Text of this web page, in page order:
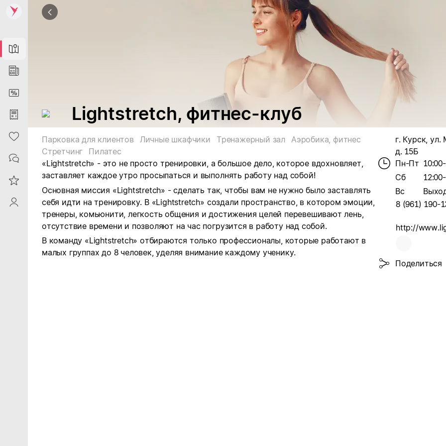
Map
News
DiscountCard
Purchases
Heart
Contacts
Reviews
ProfileSaby
Lightstretch, фитнес-клуб
Парковка для клиентов Личные шкафчики Тренажерный зал
Аэробика, фитнес
Стретчинг
Пилатес
«Lightstretch» - это не просто тренировки, а большое дело, которое вдохновляет,
заставляет каждое утро просыпаться и выполнять работу над собой!
Основная миссия «Lightstretch» - сделать так, чтобы вам не нужно было заставлять
себя идти на тренировку. В «Lightstretch» создали пространство, в котором эмоции,
тренеры, комьюнити, легкость общения и достижения целей перевешивают лень,
отсутствие времени и позволяют на час погрузится в работу над собой.
В команду «Lightstretch» отбираются только профессионалы, которые работают в
малых группах до 8 человек, уделяя внимание каждому ученику.
г. Курск,
д. 15Б
Пн-Пт
Сб
Вс
8 (961) 190-
http://
Поделиться